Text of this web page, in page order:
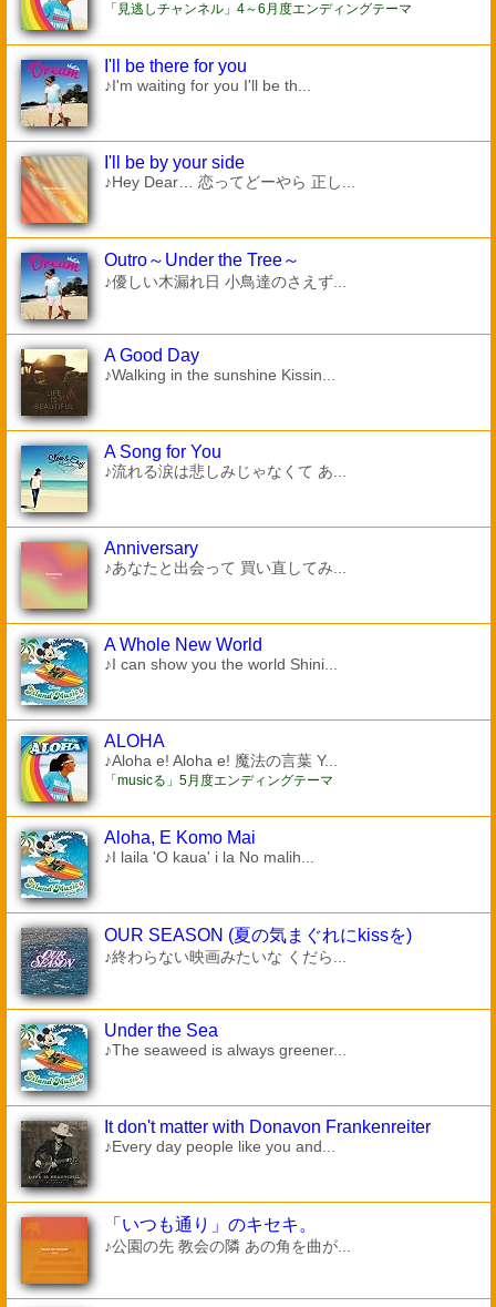
「見逃しチャンネル」4～6月度エンディングテーマ
I'll be there for you
♪I'm waiting for you I'll be th...
I'll be by your side
♪Hey Dear… 恋ってどーやら 正し...
Outro～Under the Tree～
♪優しい木漏れ日 小鳥達のさえず...
A Good Day
♪Walking in the sunshine Kissin...
A Song for You
♪流れる涙は悲しみじゃなくて あ...
Anniversary
♪あなたと出会って 買い直してみ...
A Whole New World
♪I can show you the world Shini...
ALOHA
♪Aloha e! Aloha e! 魔法の言葉 Y...
「musicる」5月度エンディングテーマ
Aloha, E Komo Mai
♪I laila 'O kaua' i la No malih...
OUR SEASON (夏の気まぐれにkissを)
♪終わらない映画みたいな くだら...
Under the Sea
♪The seaweed is always greener...
It don't matter with Donavon Frankenreiter
♪Every day people like you and...
「いつも通り」のキセキ。
♪公園の先 教会の隣 あの角を曲が...